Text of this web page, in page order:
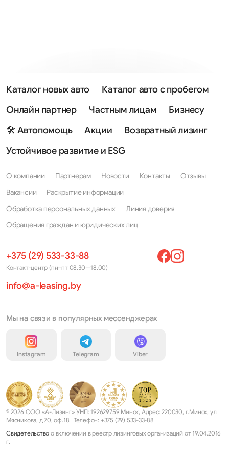
Каталог новых авто
Каталог авто с пробегом
Онлайн партнер
Частным лицам
Бизнесу
🛠 Автопомощь
Акции
Возвратный лизинг
Устойчивое развитие и ESG
О компании Партнерам Новости Контакты
Отзывы
Вакансии
Раскрытие информации
Обработка персональных данных
Линия доверия
Обращения граждан и юридических лиц
+375 (29) 533-33-88
Контакт-центр (пн–пт 08.30—18.00)
info@a-leasing.by
Мы на связи в популярных мессенджерах
Instagram Telegram Viber
© 2026 ООО «А-Лизинг» УНП: 192629759 Минск, Адрес: 220030, г.Минск, ул.
Мясникова, д.70, оф.18. Телефон: +375 (29) 533-33-88
Свидетельство о включении в реестр лизинговых организаций от 19.04.2016
г.